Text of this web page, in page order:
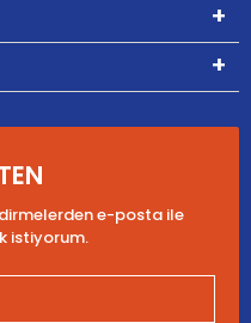
e-posta ile
istiyorum.